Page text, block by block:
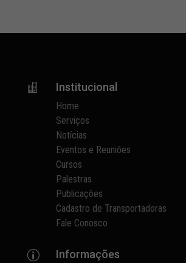
 Institucional
Home
Serviços
Notícias
Eventos e Reuniões
Cursos
Palestras
Publicações
Cadastro de Transportadoras
Fale Conosco
p Informações